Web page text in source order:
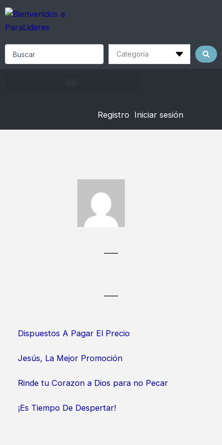
Skip
content
Registro Iniciar sesión
Dispuestos A Pagar El Precio
Jesús, La Mejor Promoción
Rinde tu Corazon a Dios para no Pecar
¡Es Tiempo De Despertar!